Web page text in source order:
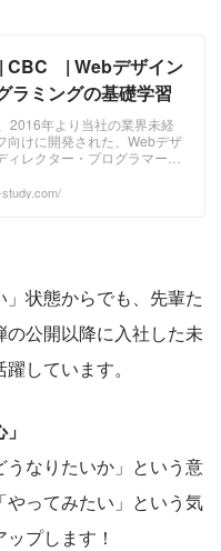
CBC | Webデザイン
ラミングの基礎学習
2016年より当社の業界未経
向けに開発された、Webデザ
ィレクター・プログラマーを
、これまで多くの未経験者が
」状態からでも、先輩た
公開以降に入社した未
しています。
なりたいか」という意
ってみたい」という気
プします！